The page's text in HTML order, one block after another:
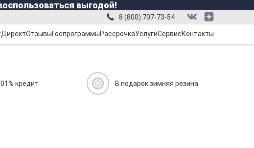
выгодой!
8 (800) 707-73-54
ДиректОтзывыГоспрограммыРассрочкаУслугиСервисКонтакты
кредит В подарок зимняя резина